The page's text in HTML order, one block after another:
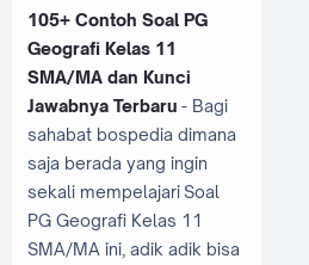
105+ Contoh Soal PG
Geografi Kelas 11
SMA/MA dan Kunci
Jawabnya Terbaru - Bagi
sahabat bospedia dimana
saja berada yang ingin
sekali mempelajari Soal
PG Geografi Kelas 11
SMA/MA ini, adik adik bisa